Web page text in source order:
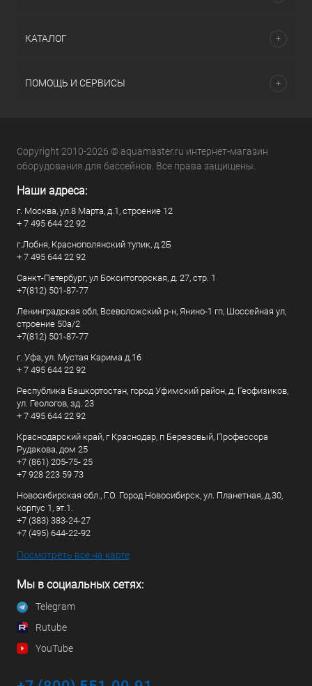
КАТАЛОГ
ПОМОЩЬ И СЕРВИСЫ
Copyright 2010-2026 © aquamaster.ru интернет-магазин
оборудования для бассейнов. Все права защищены.
Наши адреса:
г. Москва, ул.8 Марта, д.1, строение 12
+ 7 495 644 22 92
г.Лобня, Краснополянский тупик, д.2Б
+ 7 495 644 22 92
Санкт-Петербург, ул Бокситогорская, д. 27, стр. 1
+7(812) 501-87-77
Ленинградская обл, Всеволожский р-н, Янино-1 гп, Шоссейная ул,
строение 50а/2
+7(812) 501-87-77
г. Уфа, ул. Мустая Карима д.16
+ 7 495 644 22 92
Республика Башкортостан, город Уфимский район, д. Геофизиков,
ул. Геологов, зд. 23
+ 7 495 644 22 92
Краснодарский край, г Краснодар, п Березовый, Профессора
Рудакова, дом 25
+7 (861) 205-75- 25
+7 928 223 59 73
Новосибирская обл., Г.О. Город Новосибирск, ул. Планетная, д.30,
корпус 1, эт.1.
+7 (383) 383-24-27
+7 (495) 644-22-92
Посмотреть все на карте
Мы в социальных сетях:
Telegram
Rutube
YouTube